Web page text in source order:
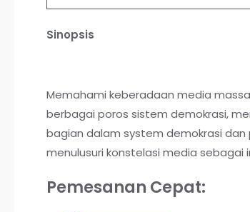
Sinopsis
Memahami keberadaan media
berbagai poros sistem demokrasi,
bagian dalam system demokrasi
menulusuri konstelasi media
Pemesanan Cepat: